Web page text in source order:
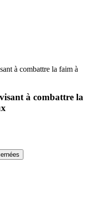
à combattre la faim à
à combattre la